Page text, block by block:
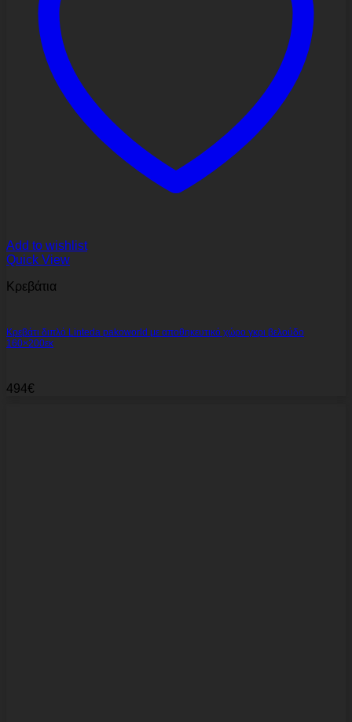
Add to wishlist
Quick View
Κρεβάτια
Κρεβάτι διπλό Linteda pakoworld με αποθηκευτικό χώρο γκρι βελούδο
160×200εκ
494€